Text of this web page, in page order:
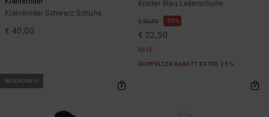
Kleinkinder Schwarz Schuhe
€ 40,00
Kinder Blau Lederschuhe
€ 50,00 55%
€ 22,50
SALE
DOPPELTER RABATT EXTRA 25 %
BRANDNEU